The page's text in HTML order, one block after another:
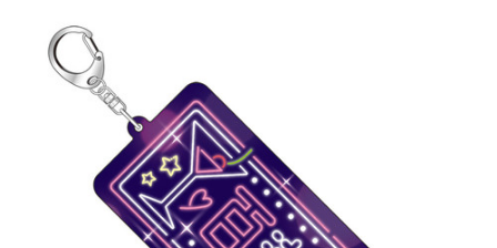
ASOBI TICKET
その他先行受付
プレミアム会員とは
プロジェクトアイマス ヴイアライヴ
テイルズ オブ シリーズ